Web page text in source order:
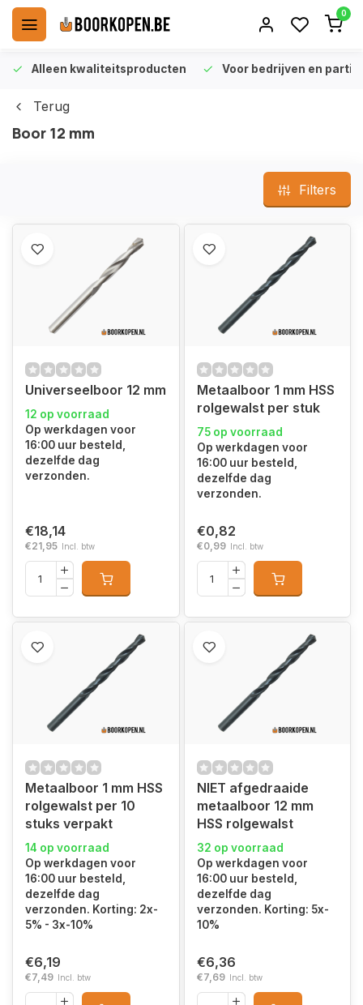
0
Alleen kwaliteitsproducten Voor bedrijven en
Terug
Boor 12 mm
Filters
Universeelboor 12 mm
12 op voorraad
Op werkdagen voor
16:00 uur besteld,
dezelfde dag
verzonden.
€18,14
€21,95 Incl. btw
Metaalboor 1 mm HSS
rolgewalst per stuk
75 op voorraad
Op werkdagen voor
16:00 uur besteld,
dezelfde dag
verzonden.
€0,82
€0,99 Incl. btw
Metaalboor 1 mm HSS
rolgewalst per 10
stuks verpakt
14 op voorraad
Op werkdagen voor
16:00 uur besteld,
dezelfde dag
verzonden. Korting: 2x-
5% - 3x-10%
€6,19
€7,49 Incl. btw
NIET afgedraaide
metaalboor 12 mm
HSS rolgewalst
32 op voorraad
Op werkdagen voor
16:00 uur besteld,
dezelfde dag
verzonden. Korting: 5x-
10%
€6,36
€7,69 Incl. btw